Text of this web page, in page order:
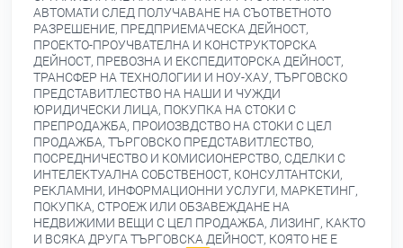
АВТОМАТИ СЛЕД ПОЛУЧАВАНЕ НА СЪОТВЕТНОТО
РАЗРЕШЕНИЕ, ПРЕДПРИЕМАЧЕСКА ДЕЙНОСТ,
ПРОЕКТО-ПРОУЧВАТЕЛНА И КОНСТРУКТОРСКА
ДЕЙНОСТ, ПРЕВОЗНА И ЕКСПЕДИТОРСКА ДЕЙНОСТ,
ТРАНСФЕР НА ТЕХНОЛОГИИ И НОУ-ХАУ, ТЪРГОВСКО
ПРЕДСТАВИТЛЕСТВО НА НАШИ И ЧУЖДИ
ЮРИДИЧЕСКИ ЛИЦА, ПОКУПКА НА СТОКИ С
ПРЕПРОДАЖБА, ПРОИОЗВДСТВО НА СТОКИ С ЦЕЛ
ПРОДАЖБА, ТЪРГОВСКО ПРЕДСТАВИТЛЕСТВО,
ПОСРЕДНИЧЕСТВО И КОМИСИОНЕРСТВО, СДЕЛКИ С
ИНТЕЛЕКТУАЛНА СОБСТВЕНОСТ, КОНСУЛТАНТСКИ,
РЕКЛАМНИ, ИНФОРМАЦИОННИ УСЛУГИ, МАРКЕТИНГ,
ПОКУПКА, СТРОЕЖ ИЛИ ОБЗАВЕЖДАНЕ НА
НЕДВИЖИМИ ВЕЩИ С ЦЕЛ ПРОДАЖБА, ЛИЗИНГ, КАКТО
И ВСЯКА ДРУГА ТЪРГОВСКА ДЕЙНОСТ, КОЯТО НЕ Е